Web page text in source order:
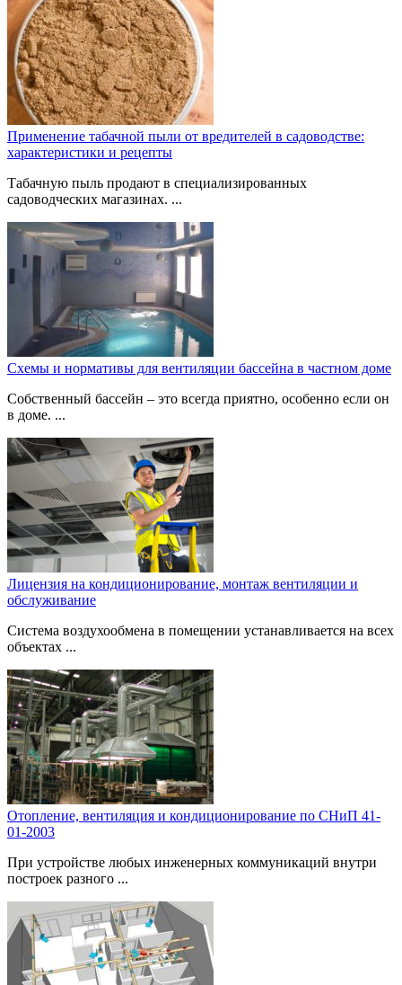
Применение табачной пыли от вредителей в садоводстве:
характеристики и рецепты
Табачную пыль продают в специализированных
садоводческих магазинах. ...
Схемы и нормативы для вентиляции бассейна в частном доме
Собственный бассейн – это всегда приятно, особенно если он
в доме. ...
Лицензия на кондиционирование, монтаж вентиляции и
обслуживание
Система воздухообмена в помещении устанавливается на всех
объектах ...
Отопление, вентиляция и кондиционирование по СНиП 41-
01-2003
При устройстве любых инженерных коммуникаций внутри
построек разного ...